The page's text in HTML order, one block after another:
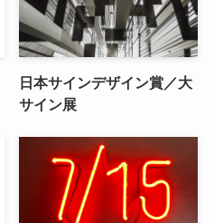
日本サインデザイン賞／大
サイン展